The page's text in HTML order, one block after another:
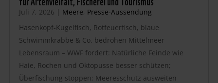
Juli 7, 2026 | Meere, Presse-Aussendung
Hasenkopf-Kugelfisch, Rotfeuerfisch, blaue
Schwimmkrabbe & Co. bedrohen Mittelmeer-
Lebensraum – WWF fordert: Natürliche Feinde wie
Haie, Rochen und Oktopusse besser schützen;
Überfischung stoppen; Meeresschutz ausweiten